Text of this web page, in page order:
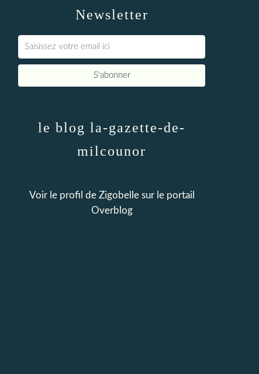
Newsletter
le blog la-gazette-de-
milcounor
Voir le profil de Zigobellesur le portail
Overblog